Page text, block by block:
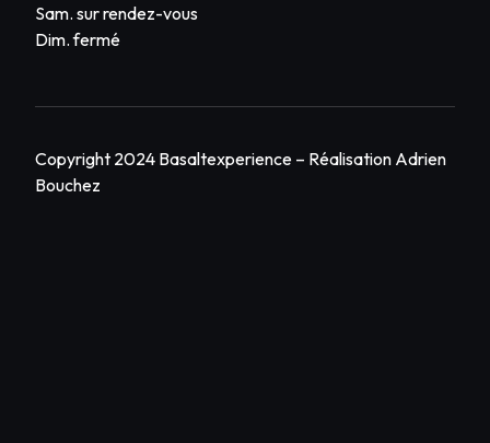
Sam. sur rendez-vous
Dim. fermé
Copyright 2024 Basaltexperience – Réalisation Adrien
Bouchez